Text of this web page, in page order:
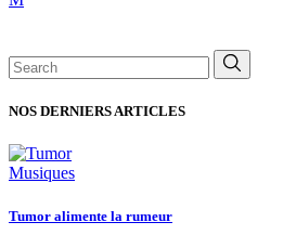
Search
for:
NOS DERNIERS ARTICLES
Musiques
Tumor alimente la rumeur